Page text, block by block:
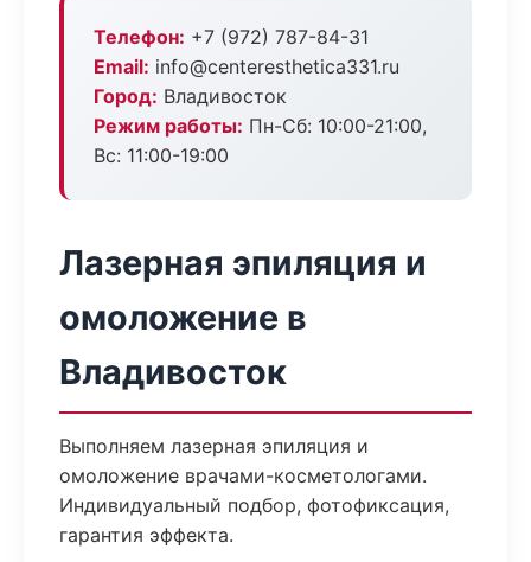
Телефон: +7 (972) 787-84-31
Email: info@centeresthetica331.ru
Город: Владивосток
Режим работы: Пн-Сб: 10:00-21:00,
Вс: 11:00-19:00
Лазерная эпиляция и
омоложение в
Владивосток
Выполняем лазерная эпиляция и
омоложение врачами-косметологами.
Индивидуальный подбор, фотофиксация,
гарантия эффекта.